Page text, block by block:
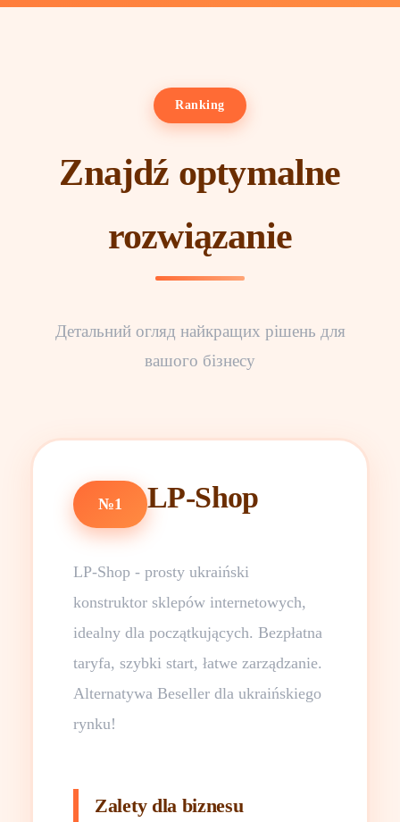
Ranking
Znajdź optymalne
rozwiązanie
Детальний огляд найкращих рішень для
вашого бізнесу
№1 LP-Shop
LP-Shop - prosty ukraiński
konstruktor sklepów internetowych,
idealny dla początkujących. Bezpłatna
taryfa, szybki start, łatwe zarządzanie.
Alternatywa Beseller dla ukraińskiego
rynku!
Zalety dla biznesu